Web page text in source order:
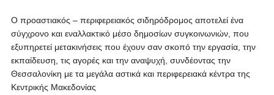
Ο προαστιακός – περιφερειακός σιδηρόδρομος αποτελεί ένα
σύγχρονο και εναλλακτικό μέσο δημοσίων συγκοινωνιών, που
εξυπηρετεί μετακινήσεις που έχουν σαν σκοπό την εργασία, την
εκπαίδευση, τις αγορές και την αναψυχή, συνδέοντας την
Θεσσαλονίκη με τα μεγάλα αστικά και περιφερειακά κέντρα της
Κεντρικής Μακεδονίας